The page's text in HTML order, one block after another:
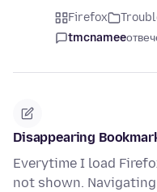
Firefox
tmcnamee
Disappearing
Everytime I load
not shown. Navigating